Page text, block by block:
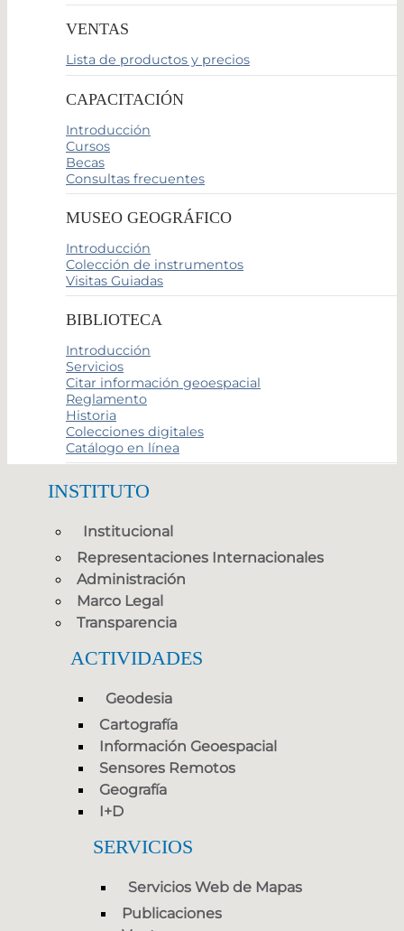
VENTAS
Lista de productos y precios
CAPACITACIÓN
Introducción
Cursos
Becas
Consultas frecuentes
MUSEO GEOGRÁFICO
Introducción
Colección de instrumentos
Visitas Guiadas
BIBLIOTECA
Introducción
Servicios
Citar información geoespacial
Reglamento
Historia
Colecciones digitales
Catálogo en línea
INSTITUTO
Institucional
Representaciones Internacionales
Administración
Marco Legal
Transparencia
ACTIVIDADES
Geodesia
Cartografía
Información Geoespacial
Sensores Remotos
Geografía
I+D
SERVICIOS
Servicios Web de Mapas
Publicaciones